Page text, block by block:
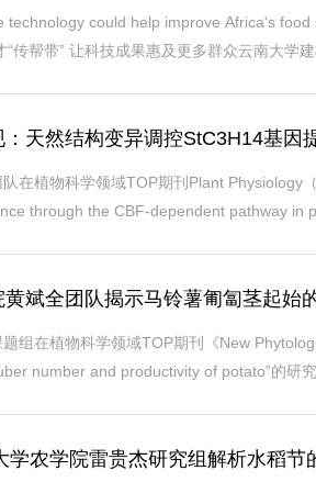
technology could help improve Africa's
传帮带” 让科技成果惠及更多群众云南大学
天然结构变异调控StC3H14基因
在植物科学领域TOP期刊Plant Physiology
through the CBF-dependent pathway in
斌全团队揭示马铃薯匍匐茎起始
组在植物科学领域TOP期刊《New
number and productivity of potato”的研
学农学院雷贵杰研究组解析水稻节